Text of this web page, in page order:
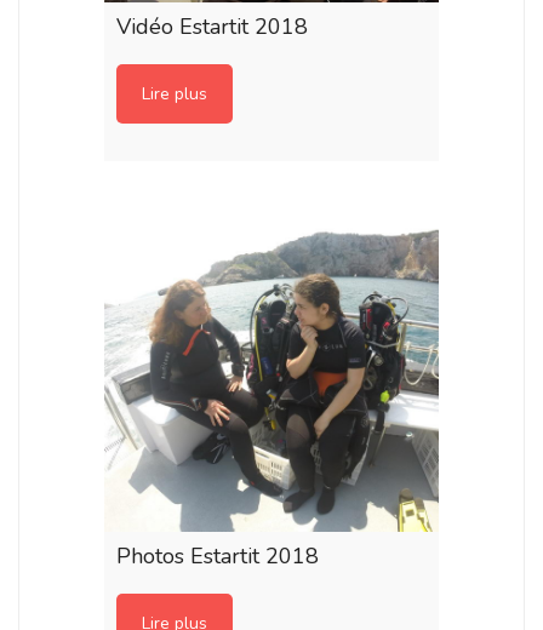
Vidéo Estartit 2018
Lire plus
Photos Estartit 2018
Lire plus